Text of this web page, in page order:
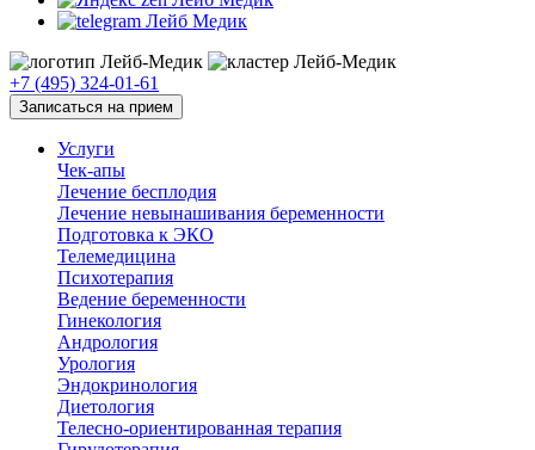
+7 (495) 324-01-61
Записаться на прием
Услуги
Чек-апы
Лечение бесплодия
Лечение невынашивания беременности
Подготовка к ЭКО
Телемедицина
Психотерапия
Ведение беременности
Гинекология
Андрология
Урология
Эндокринология
Диетология
Телесно-ориентированная терапия